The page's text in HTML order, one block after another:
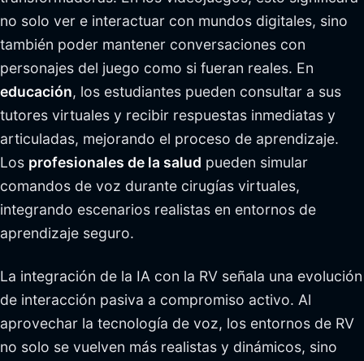
no solo ver e interactuar con mundos digitales, sino
también poder mantener conversaciones con
personajes del juego como si fueran reales. En
educación, los estudiantes pueden consultar a sus
tutores virtuales y recibir respuestas inmediatas y
articuladas, mejorando el proceso de aprendizaje.
Los profesionales de la salud pueden simular
comandos de voz durante cirugías virtuales,
integrando escenarios realistas en entornos de
aprendizaje seguro.
La integración de la IA con la RV señala una evolución
de interacción pasiva a compromiso activo. Al
aprovechar la tecnología de voz, los entornos de RV
no solo se vuelven más realistas y dinámicos, sino